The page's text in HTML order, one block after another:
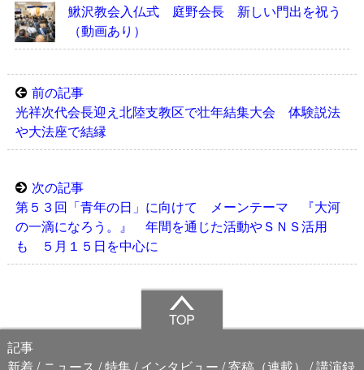
鰍沢教会入仏式 庭野会長 新しい門出を祝う
（動画あり）
前の記事
光祥次代会長迎え北陸支教区で壮年結集大会 体験説法
や大法座で結縁
次の記事
第５３回「青年の日」に向けて メーンテーマ 『大河
の一滴になろう。』 年間を通じた活動やＳＮＳ活用
も ５月１５日を中心に
TOP
記事
新着
ニュース 特集 インタビュー 寄稿（連載） 講演録